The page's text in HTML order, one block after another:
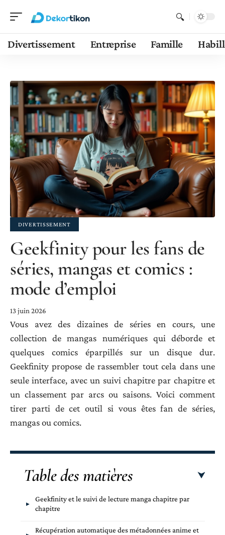
Divertissement Entreprise Famille
DIVERTISSEMENT
Geekfinity pour les fans de
séries, mangas et comics :
mode d’emploi
13 juin 2026
Vous avez des dizaines de séries en cours, une
collection de mangas numériques qui déborde et
quelques comics éparpillés sur un disque dur.
Geekfinity propose de rassembler tout cela dans une
seule interface, avec un suivi chapitre par chapitre et
un classement par arcs ou saisons. Voici comment
tirer parti de cet outil si vous êtes fan de séries,
mangas ou comics.
Table des matières
Geekfinity et le suivi de lecture manga chapitre par
chapitre
Récupération automatique des métadonnées anime et